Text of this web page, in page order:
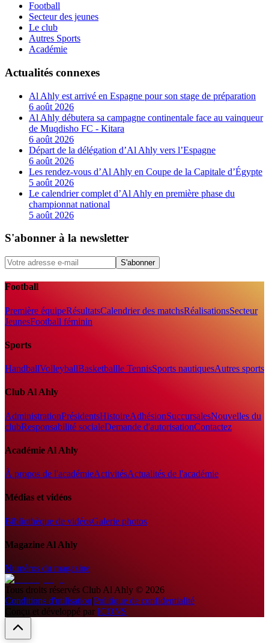
Football
Secteur des jeunes
Le club
Autres Sports
Académie
Actualités connexes
Al Ahly est arrivé en Espagne pour son stage de préparation
6 août 2026
Al Ahly débutera sa campagne continentale face au vainqueur
de Muqdisho FC - Kitara
6 août 2026
Départ de la délégation d’Al Ahly vers l’Espagne
6 août 2026
Les rendez-vous d’Al Ahly en Coupe de la Capitale d’Égypte
5 août 2026
Le calendrier complet d’Al Ahly en première phase du
championnat national
5 août 2026
S'abonner à la newsletter
S'abonner
Football
Première équipeRésultatsCalendrier des matchsRéalisationsSecteur
JeunesFootball féminin
Sports
HandballVolleyballBasketballle TennisSports nautiquesAutres sports
Club Al Ahly
AdministrationPrésidentsHistoireAdhésionSuccursalesNouvelles du
clubResponsabilité socialeDemande d'autorisationContactez
Académie Al Ahly
À propos de l'académieActivitésActualités de l'académie
Médias et vidéos
Bibliothèque de vidéosGalerie photos
Magazine Al Ahly
Numéros du magazine
Tous droits réservés Club Al Ahly © 2026
Conditions d'utilisation|Politique de confidentialité
Conçu et développé par ICONS